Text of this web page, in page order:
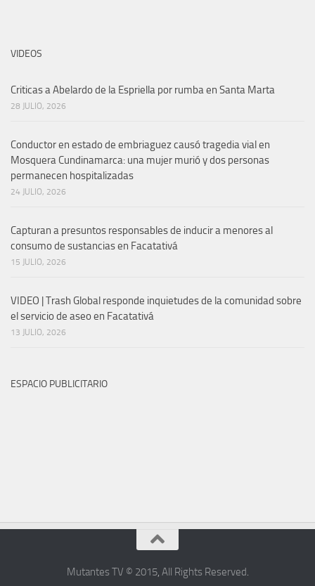
VIDEOS
Criticas a Abelardo de la Espriella por rumba en Santa Marta
28 JULIO, 2026
Conductor en estado de embriaguez causó tragedia vial en
Mosquera Cundinamarca: una mujer murió y dos personas
permanecen hospitalizadas
24 JULIO, 2026
Capturan a presuntos responsables de inducir a menores al
consumo de sustancias en Facatativá
15 JULIO, 2026
VIDEO | Trash Global responde inquietudes de la comunidad sobre
el servicio de aseo en Facatativá
13 JULIO, 2026
ESPACIO PUBLICITARIO
Mutantes TV © 2015, All Rights Reserved.